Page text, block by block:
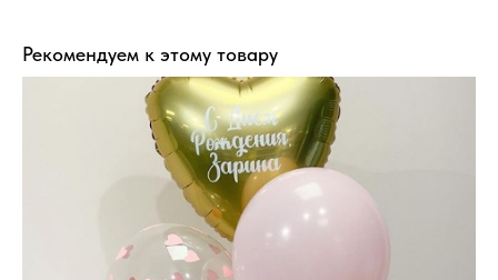
Рекомендуем к этому товару